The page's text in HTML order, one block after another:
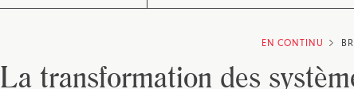
EN CONTINU
La transformation des